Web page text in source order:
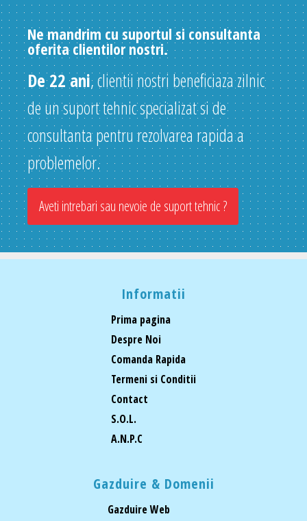
Ne mandrim cu suportul si consultanta
oferita clientilor nostri.
De 22 ani, clientii nostri beneficiaza zilnic
de un suport tehnic specializat si de
consultanta pentru rezolvarea rapida a
problemelor.
Aveti intrebari sau nevoie de suport tehnic ?
Informatii
Prima pagina
Despre Noi
Comanda Rapida
Termeni si Conditii
Contact
S.O.L.
A.N.P.C
Gazduire & Domenii
Gazduire Web